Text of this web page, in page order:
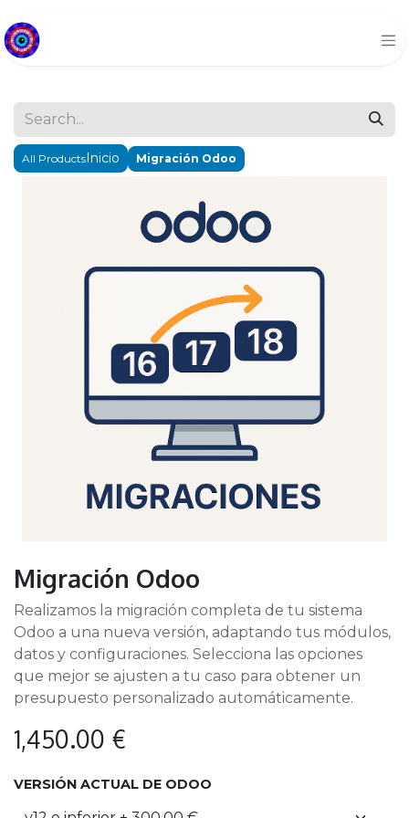
All Products Migración Odoo
Migración Odoo
Realizamos la migración completa de tu sistema
Odoo a una nueva versión, adaptando tus módulos,
datos y configuraciones. Selecciona las opciones
que mejor se ajusten a tu caso para obtener un
presupuesto personalizado automáticamente.
1,450.00 €
VERSIÓN ACTUAL DE ODOO